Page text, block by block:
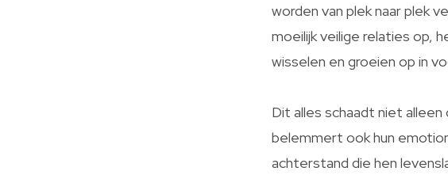
worden van plek naar plek
moeilijk veilige relaties op,
wisselen en groeien op in
Dit alles schaadt niet
belemmert ook hun
achterstand die hen